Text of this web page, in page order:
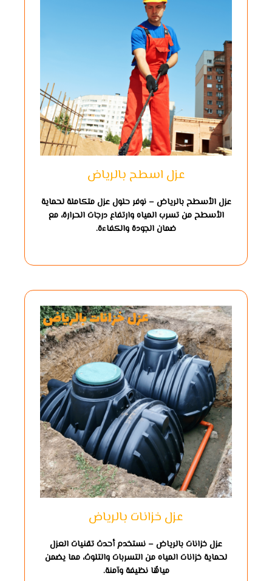
عزل اسطح بالرياض
عزل الأسطح بالرياض – نوفر حلول عزل متكاملة لحماية
الأسطح من تسرب المياه وارتفاع درجات الحرارة، مع
ضمان الجودة والكفاءة.
عزل خزانات بالرياض
عزل خزانات بالرياض – نستخدم أحدث تقنيات العزل
لحماية خزانات المياه من التسربات والتلوث، مما يضمن
مياهًا نظيفة وآمنة.